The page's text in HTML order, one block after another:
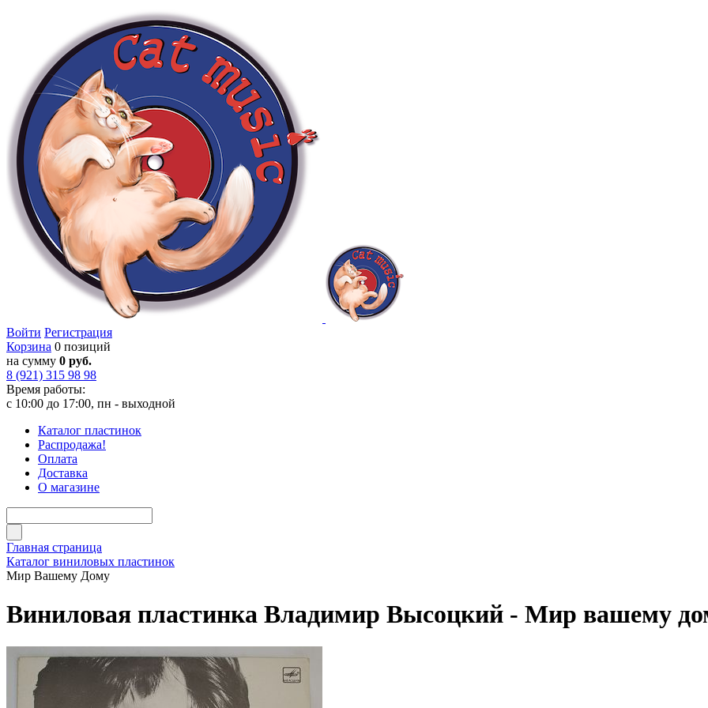
Войти Регистрация
Корзина 0 позиций
на сумму 0 руб.
8 (921) 315 98 98
Время работы:
с 10:00 до 17:00, пн - выходной
Каталог пластинок
Распродажа!
Оплата
Доставка
О магазине
Главная страница
Каталог виниловых пластинок
Мир Вашему Дому
Виниловая пластинка Владимир Высоцкий - Мир вашему